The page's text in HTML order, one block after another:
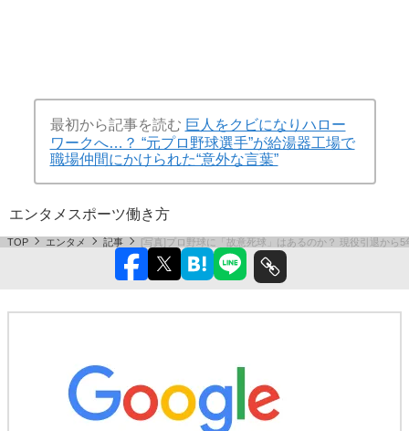
最初から記事を読む 巨人をクビになりハロー
ワークへ…？ “元プロ野球選手”が給湯器工場で
職場仲間にかけられた“意外な言葉”
エンタメ スポーツ働き方
TOP エンタメ 記事 [写真]プロ野球に「故意死球」はあるのか？ 現役引退から